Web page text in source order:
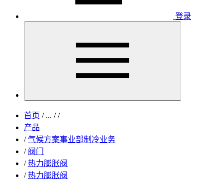
登录
首页 /... / /
产品
/ 气候方案事业部制冷业务
/ 阀门
/ 热力膨胀阀
/ 热力膨胀阀